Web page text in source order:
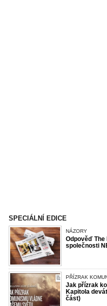
SPECIÁLNÍ EDICE
NÁZORY
Odpověď The
společnosti
PŘÍZRAK
Jak přízrak
Kapitola
část)